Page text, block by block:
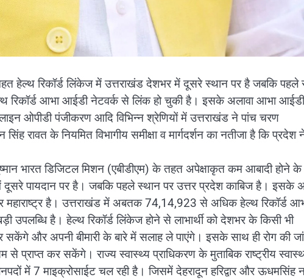
हेल्थ रिकॉर्ड लिंकेज में उत्तराखंड देशभर में दूसरे स्थान पर है जबकि पहले
रिकॉर्ड आभा आईडी नेटवर्क से लिंक हो चुकी है। इसके अलावा आभा
ओपीडी पंजीकरण आदि विभिन्न श्रेणियों में उत्तराखंड ने पांच चरण
रावत के नियमित विभागीय समीक्षा व मार्गदर्शन का नतीजा है कि प्रदेश
भारत डिजिटल मिशन (एबीडीएम) के तहत अपेक्षाकृत कम आबादी होने के
पायदान पर है। जबकि पहले स्थान पर उत्तर प्रदेश काबिज है। इसके
महाराष्ट्र है। उत्तराखंड में अबतक 74,14,923 से अधिक हेल्थ रिकॉर्ड
है। हेल्थ रिकॉर्ड लिंकेज होने से लाभार्थी को देशभर के किसी भी
और अपनी बीमारी के बारे में सलाह ले पाएंगे। इसके साथ ही रोग की
से प्राप्त कर सकेंगे। राज्य स्वास्थ्य प्राधिकरण के मुताबिक राष्ट्रीय
में 7 माइक्रोसाईट चल रही है। जिसमें देहरादून हरिद्वार और ऊधमसिंह